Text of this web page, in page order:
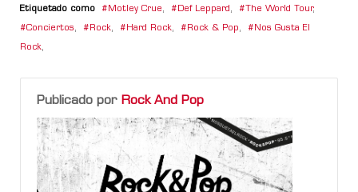
Etiquetado como Motley Crue, Def Leppard , The World Tour,
Conciertos, Rock, Hard Rock, Rock & Pop, Nos Gusta El
Rock,
Publicado por Rock And Pop